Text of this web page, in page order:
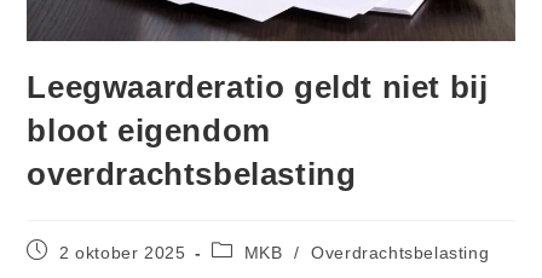
Leegwaarderatio geldt niet bij
bloot eigendom
overdrachtsbelasting
2 oktober 2025 MKB / Overdrachtsbelasting